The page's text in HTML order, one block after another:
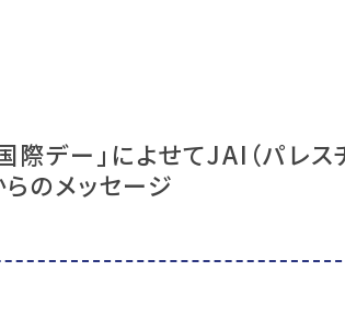
デー」によせてJAI（パレ
のメッセージ